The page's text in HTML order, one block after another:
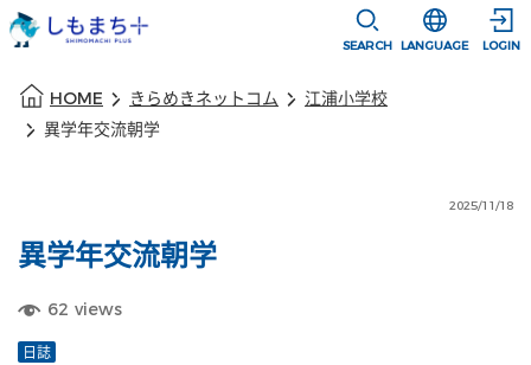
SEARCH
選択すると言
LANGUAGE LOGIN
HOME きらめきネットコム
江浦小学校
異学年交流朝学
2025/11/18
異学年交流朝学
62 views
日誌